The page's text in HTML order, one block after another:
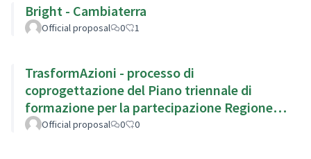
Bright - Cambiaterra
Official proposal 0 1
TrasformAzioni - processo di
coprogettazione del Piano triennale di
formazione per la partecipazione Regione
Emilia Romagna
Official proposal 0 0